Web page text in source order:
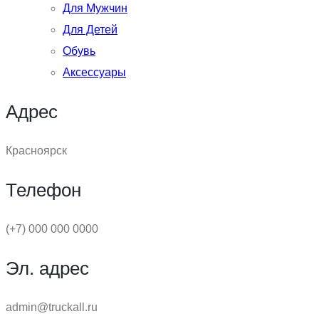
Для Мужчин
Для Детей
Обувь
Аксессуары
Адрес
Красноярск
Телефон
(+7) 000 000 0000
Эл. адрес
admin@truckall.ru